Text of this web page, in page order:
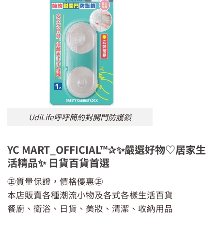
UdiLife呼呼簡約對開門防護鎖
YC MART_OFFICIAL™✰✨嚴選好物♡居家生
活精品✨ 日貨百貨首選
㊣質量保證，價格優惠㊣
本店販賣各種潮流小物及各式各樣生活百貨
餐廚、衛浴、日貨、美妝、清潔、收納用品